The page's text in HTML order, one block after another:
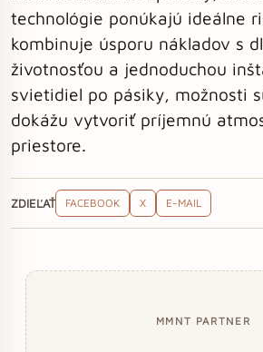
technológie ponúkajú ideálne
kombinuje úsporu nákladov s
životnosťou a jednoduchou
svietidiel po pásiky, možnosti
dokážu vytvoriť príjemnú
priestore.
ZDIEĽAŤ FACEBOOK X E-MAIL
MMNT PARTNER